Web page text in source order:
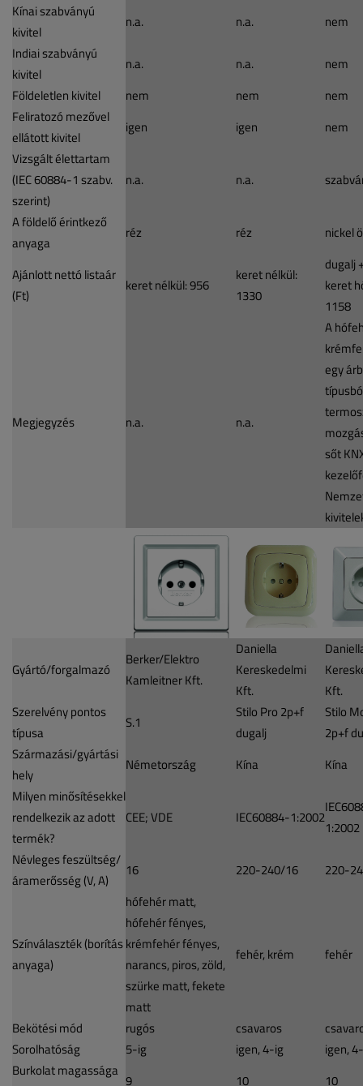
Kínai szabványú
kivitel
n.a. n.a.
nem
Indiai szabványú
kivitel
n.a. n.a.
nem
Földeletlen kivitel
nem nem
nem
Feliratozó mezővel
ellátott kivitel
igen igen
nem
Vizsgált élettartam
(IEC 60884-1 szabv.
szerint)
n.a. n.a.
A földelő érintkező
anyaga
réz réz nickel
Ajánlott nettó listaár
(Ft)
keret nélkül: 956
keret nélkül:
1330
dugalj
keret
1158
Megjegyzés n.a. n.a.
A
egy
sőt
Gyártó/forgalmazó
Berker/Elektro
Kamleitner Kft.
Daniella
Kereskedelmi
Kft.
Kft.
Szerelvény pontos
típusa
S.1
Stilo Pro 2p+f
dugalj
Stilo
2p+f
Származási/gyártási
hely
Németország Kína
Kína
Milyen minősítésekkel
rendelkezik az adott
termék?
CEE; VDE IEC60884-1:2002
1:2002
Névleges feszültség/
áramerősség (V, A)
16 220-240/16 220-
Színválaszték (borítás
anyaga)
hófehér matt,
hófehér fényes,
krémfehér fényes,
narancs, piros, zöld,
szürke matt, fekete
matt
fehér, krém fehér
Bekötési mód rugós csavaros
Sorolhatóság
5-ig igen, 4-ig
igen,
Burkolat magassága
9 10 10